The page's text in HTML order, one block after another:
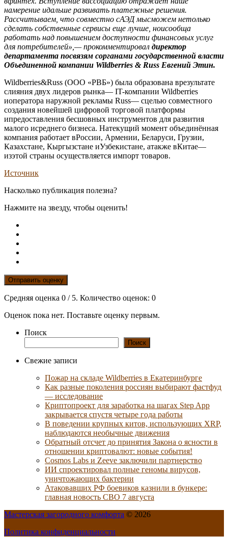
намерение идальше развивать платежные решения.
Рассчитываем, что совместно сАЭД мысможем нетолько
сделать собственные сервисы еще лучше, ноисообща
работать над повышением доступности финансовых услуг
для потребителей»,— прокомментировал директор
департамента посвязям сорганами государственной власти
Объединенной компании Wildberries & Russ Евгений Этин.
Wildberries&Russ (ООО «РВБ») была образована врезультате
слияния двух лидеров рынка— IT-компании Wildberries
иоператора наружной рекламы Russ— сцелью совместного
создания новейшей цифровой торговой платформы
ипредоставления бесшовных инструментов для развития
малого исреднего бизнеса. Натекущий момент объединённая
компания работает вРоссии, Армении, Беларуси, Грузии,
Казахстане, Кыргызстане иУзбекистане, атакже вКитае—
изэтой страны осуществляется импорт товаров.
Источник
Насколько публикация полезна?
Нажмите на звезду, чтобы оценить!
Отправить оценку
Средняя оценка 0 / 5. Количество оценок: 0
Оценок пока нет. Поставьте оценку первым.
Поиск
Поиск
Свежие записи
Пожар на складе Wildberries в Екатеринбурге
Как разные поколения россиян выбирают фастфуд
— исследование
Криптопроект для заработка на шагах Step App
закрывается спустя четыре года работы
В поведении крупных китов, использующих XRP,
наблюдаются необычные движения
Обратный отсчет до принятия Закона о ясности в
отношении криптовалют: новые события!
Cosmos Labs и Zeeve заключили партнерство
ИИ спроектировал полные геномы вирусов,
уничтожающих бактерии
Атаковавших РФ боевиков казнили в бункере:
главная новость СВО 7 августа
Мастерская загородного комфорта © 2026
Политика конфиденциальности